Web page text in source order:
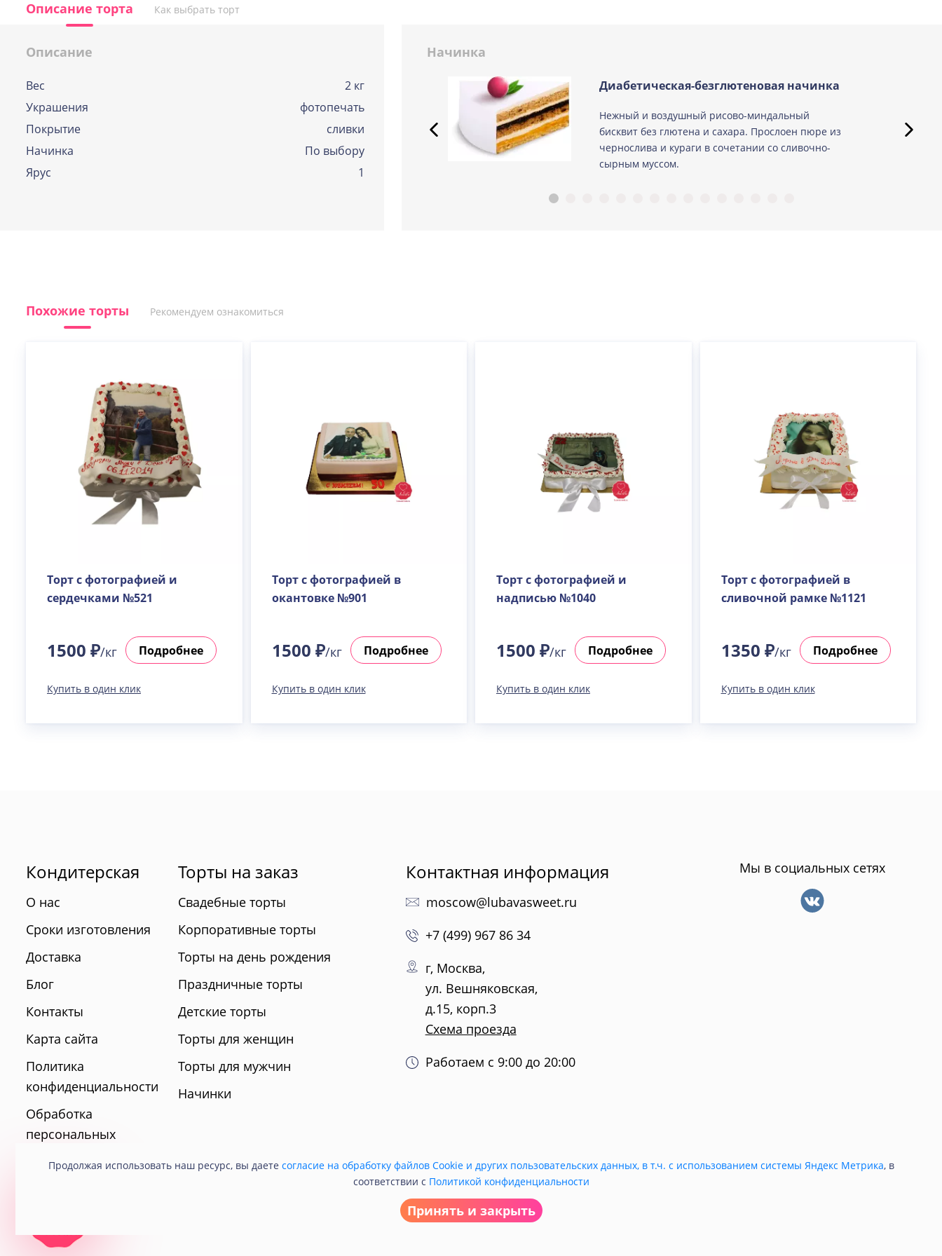
Узнать подробнее о начинке
Тирамису
Узнать подробнее о начинке
Тирамису клубничная
Узнать подробнее о начинке
Описание торта Как выбрать торт
Описание
Вес
2 кг
Украшения
фотопечать
Покрытие
сливки
Начинка
По выбору
Ярус
1
Начинка
Если и у Вас возникла дилемма, какую же из
Диабетическая-безглютеновая начинка
Нежный и воздушный рисово-миндальный
бисквит без глютена и сахара. Прослоен пюре из
чернослива и кураги в сочетании со сливочно-
сырным муссом.
Похожие торты Рекомендуем ознакомиться
Торт с фотографией и
сердечками №521
1500 ₽/кг Подробнее
Купить в один клик
Торт с фотографией в
окантовке №901
1500 ₽/кг Подробнее
Купить в один клик
Торт с фотографией и
надписью №1040
1500 ₽/кг Подробнее
Купить в один клик
Торт с фотографией в
сливочной рамке №1121
1350 ₽/кг Подробнее
Купить в один клик
Кондитерская
О нас
Сроки изготовления
Доставка
Блог
Контакты
Карта сайта
Политика
конфиденциальности
Обработка
персональных
Торты на заказ
Свадебные торты
Корпоративные торты
Торты на день рождения
Праздничные торты
Детские торты
Торты для женщин
Торты для мужчин
Начинки
Контактная информация
moscow@lubavasweet.ru
+7 (499) 967 86 34
г, Москва,
ул. Вешняковская,
д.15, корп.3
Схема проезда
Работаем с 9:00 до 20:00
Мы в социальных сетях
Продолжая использовать наш ресурс, вы даете согласие на обработку файлов Cookie и других пользовательских данных, в т.ч. с использованием системы Яндекс Метрика, в
соответствии с Политикой конфиденциальности
Принять и закрыть